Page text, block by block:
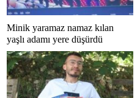
Minik yaramaz namaz kılan
yaşlı adamı yere düşürdü